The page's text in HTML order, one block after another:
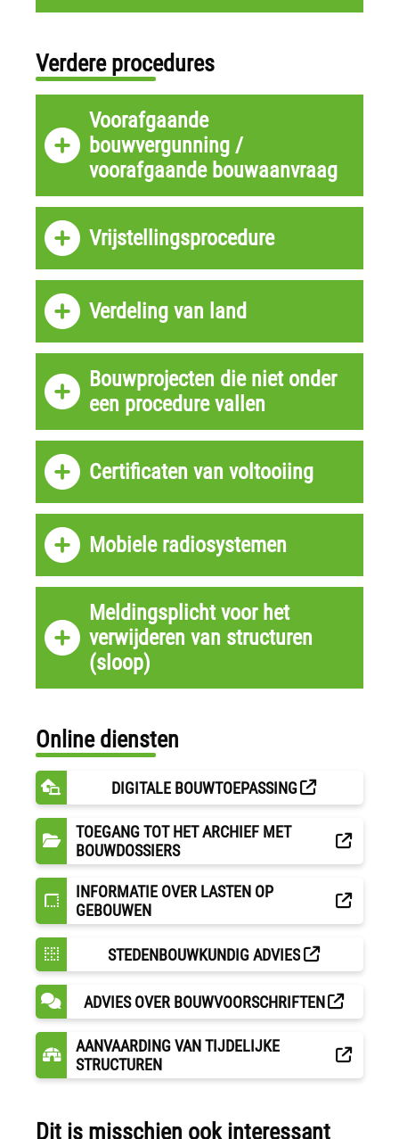
Verdere procedures
Voorafgaande
bouwvergunning /
voorafgaande bouwaanvraag
Vrijstellingsprocedure
Verdeling van land
Bouwprojecten die niet onder
een procedure vallen
Certificaten van voltooiing
Mobiele radiosystemen
Meldingsplicht voor het
verwijderen van structuren
(sloop)
Online diensten
DIGITALE BOUWTOEPASSING
TOEGANG TOT HET ARCHIEF MET
BOUWDOSSIERS
INFORMATIE OVER LASTEN OP
GEBOUWEN
STEDENBOUWKUNDIG ADVIES
ADVIES OVER BOUWVOORSCHRIFTEN
AANVAARDING VAN TIJDELIJKE
STRUCTUREN
Dit is misschien ook interessant